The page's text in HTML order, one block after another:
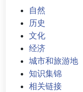
自然
历史
文化
经济
城市和旅游地
知识集锦
相关链接